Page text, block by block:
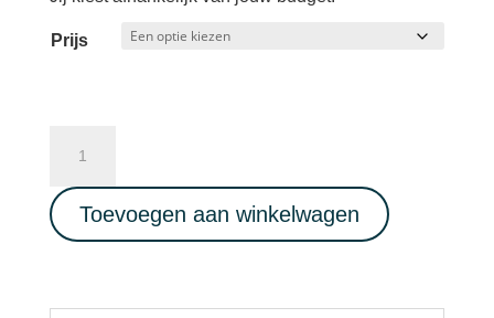
Prijs
Full
Life
Toevoegen aan winkelwagen